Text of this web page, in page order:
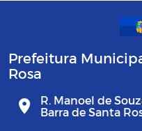
Prefeitura
Rosa
R. Manoel de
Barra de Santa